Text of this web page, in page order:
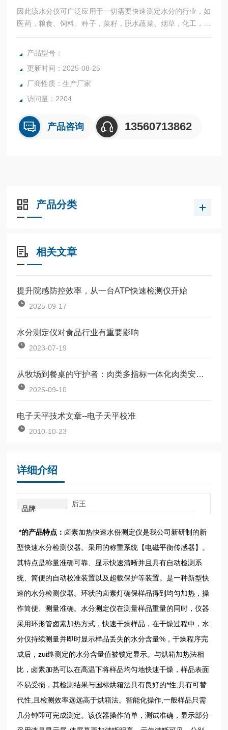
因此该水分仪可广泛应用于一切需要快速测定水分的行业，如
医药，粮食、饲料、种子，菜籽，脱水蔬菜、烟草，化工，茶
叶，食品、肉类以及纺织，农林、造纸、橡胶、塑胶、纺织等
行业中的实验室与生产过程中。同时满足固体、颗粒、粉末、
司始终立志于为用户提供多用途，多性能的高质量产品，为您
打造快速，准确，物超所值的水分测定仪**。
产品型号：
更新时间：2025-08-25
厂商性质：生产厂家
访问量：2204
产品咨询 13560713862
产品分类
相关文章
提升院感防控效率，从一台ATP快速检测仪开始
2025-09-17
水分测定仪对食品行业有重要影响
2023-07-19
从牧场到餐桌的守护者：肉类多指标一体化肉类安全检测仪
2025-09-10
电子天平技术文章--电子天平校准
2010-10-23
详细介绍
品牌
后王
*的产品特点： 卤素加热快速水份测定仪是我公司新研制的新
型快速水分检测仪器。采用的称重系统【电磁平衡传感器】。
其特点是称量准确可靠、显示快速清晰并且具有自动检测系
统、简便的自动校准装置以及超载保护等装置。是一种新型快
速的水分检测仪器。环状的卤素灯确保样品得到均匀加热，操
作简便、测量准确。水分测定仪在测量样品重量的同时，仪器
采用环形管卤素加热方式，快速干燥样品，在干燥过程中，水
分仪持续测量并即时显示样品丢失的水分含量%，干燥程序完
成后，zui终测定的水分含量值被锁定显示。与烘箱加热法相
比，卤素加热可以在高温下将样品均匀地快速干燥，样品表面
不易受损，其检测结果与国标烘箱法具有良好的*性,具有可替
代性,且检测效率远远高于烘箱法。智能化操作,一般样品只需
几分钟即可完成测定。该仪器操作简单，测试准确，显示部分